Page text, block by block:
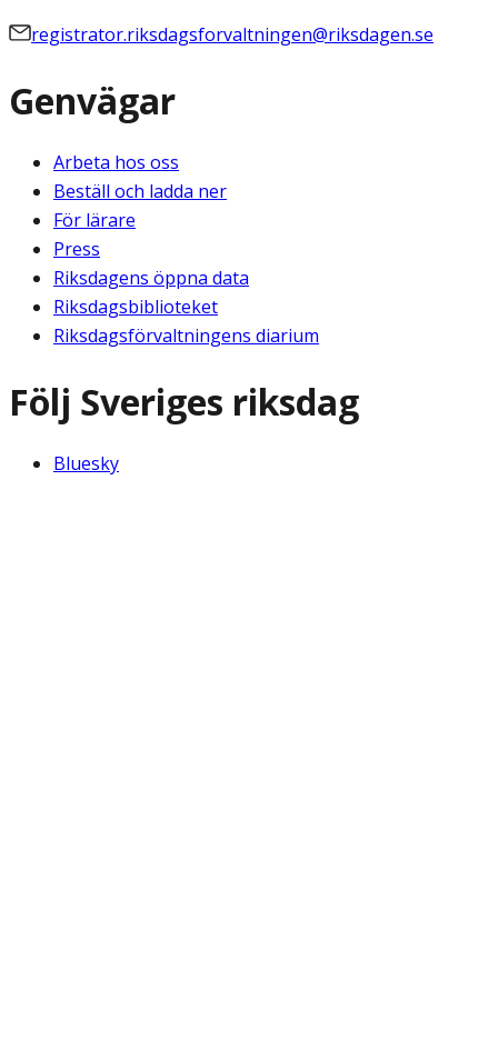
registrator.riksdagsforvaltningen@riksdagen.se
Genvägar
Arbeta hos oss
Beställ och ladda ner
För lärare
Press
Riksdagens öppna data
Riksdagsbiblioteket
Riksdagsförvaltningens diarium
Följ Sveriges riksdag
Bluesky